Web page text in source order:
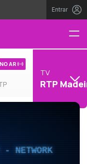
Entrar
NO AR
TV
RTP
NETWORK